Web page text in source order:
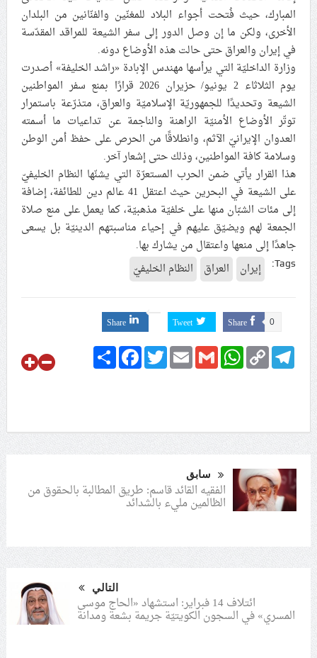
علماء البحرين: طلب الترخيص والإجازة من السلطة في
ممارسة الشعائر الحسينيّة هو في حقيقته محاربة لقضيّة
الإمام الحسين «ع»
لجنة مراسم الوداع والتشييع ومواراة الجثمان للإمام الشهيد
السيّد علي الحسيني الخامنئي تنشر تفاصيل التشييع في
إيران والعراق
المبارك، حيث فُتحت أجواء البلاد للمغنّين والفنّانين من البلدان
الأخرى، ولكن ما إن وصل الدور إلى سفر الشيعة للمراقد المقدّسة
في إيران والعراق حتى حالت هذه الأوضاع دونه.
وزارة الداخليّة التي يرأسها مهندس الإبادة «راشد الخليفة» أصدرت
يوم الثلاثاء 2 يونيو/ حزيران 2026 قرارًا بمنع سفر المواطنين
الشيعة وتحديدًا للجمهوريّة الإسلاميّة والعراق، متذرّعة باستمرار
توتّر الأوضاع الأمنيّة الراهنة والناجمة عن تداعيات ما أسمته
العدوان الإيرانيّ الآثم، وانطلاقًا من الحرص على حفظ أمن الوطن
وسلامة كافة المواطنين، وذلك حتى إشعار آخر.
هذا القرار يأتي ضمن الحرب المستعرّة التي يشنّها النظام الخليفيّ
على الشيعة في البحرين حيث اعتقل 41 عالم دين للطائفة، إضافة
إلى مئات الشبّان منها على خلفيّة مذهبيّة، كما يعمل على منع صلاة
الجمعة لهم ويضيّق عليهم في إحياء مناسبتهم الدينيّة بل يسعى
جاهدًا إلى منعها واعتقال من يشارك بها.
Tags: إيران العراق النظام الخليفيّ
Share 0
Tweet
Share
ShareFacebookTwitterEmailGmail
WhatsApp Copy
Link
Telegram
سابق
الفقيه القائد قاسم: طريق المطالبة بالحقوق من
الظالمين مليء بالشدائد
التالي
ائتلاف 14 فبراير: استشهاد «الحاج موسى
المسري» في السجون الكويتيّة جريمة بشعة ومدانة